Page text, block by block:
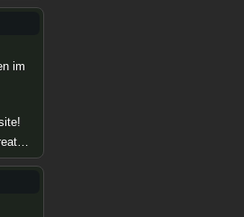
im